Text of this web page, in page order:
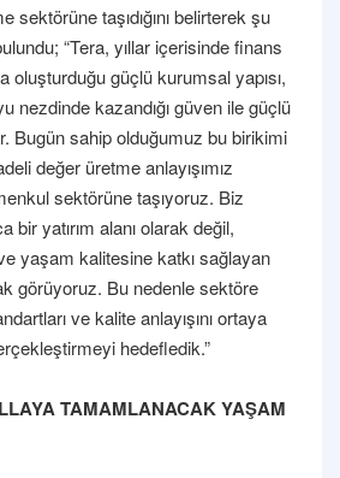
sektörüne taşıdığını belirterek şu
“Tera, yıllar içerisinde finans
oluşturduğu güçlü kurumsal yapısı,
nezdinde kazandığı güven ile güçlü
Bugün sahip olduğumuz bu birikimi
değer üretme anlayışımız
sektörüne taşıyoruz. Biz
bir yatırım alanı olarak değil,
yaşam kalitesine katkı sağlayan
görüyoruz. Bu nedenle sektöre
ve kalite anlayışını ortaya
hedefledik.”
TAMAMLANACAK YAŞAM